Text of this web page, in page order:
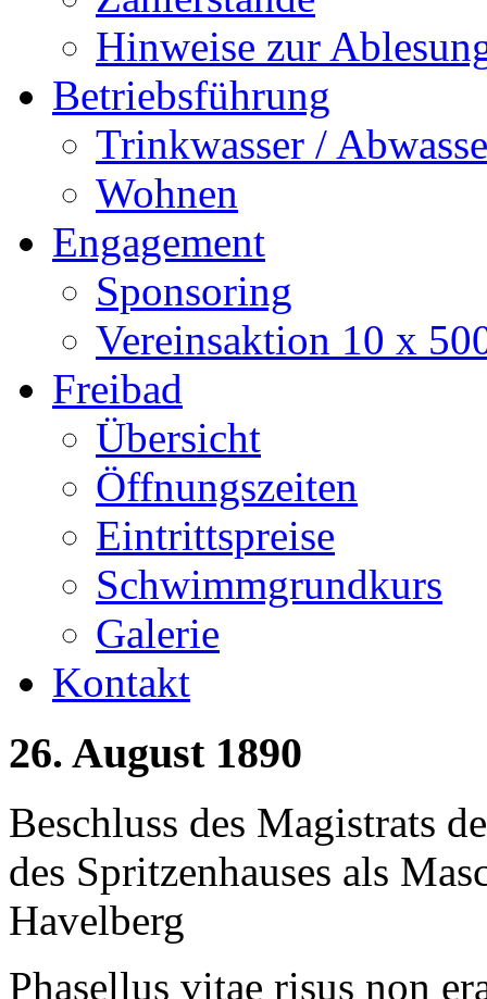
Hinweise zur
Betriebsführung
Trinkwasser /
Wohnen
Engagement
Sponsoring
Vereinsaktion 10 x
Freibad
Übersicht
Öffnungszeiten
Eintrittspreise
Schwimmgrundkurs
Galerie
Kontakt
26. August 1890
Beschluss des Magistrats
des Spritzenhauses als
Havelberg
Phasellus vitae risus non